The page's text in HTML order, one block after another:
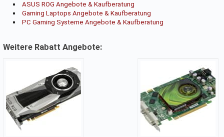
ASUS ROG Angebote & Kaufberatung
Gaming Laptops Angebote & Kaufberatung
PC Gaming Systeme Angebote & Kaufberatung
Weitere Rabatt Angebote: